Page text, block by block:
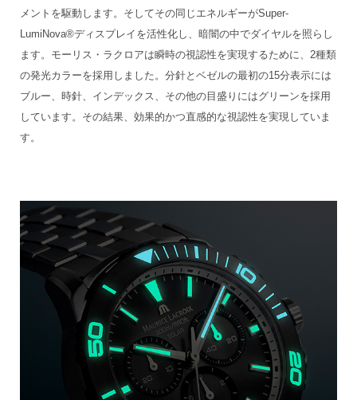
メントを駆動します。そしてその同じエネルギーがSuper-
LumiNova®ディスプレイを活性化し、暗闇の中でダイヤルを照らし
ます。モーリス・ラクロアは瞬時の視認性を実現するために、2種類
の発光カラーを採用しました。分針とベゼルの最初の15分表示には
ブルー、時針、インデックス、その他の目盛りにはグリーンを採用
しています。その結果、効果的かつ直感的な視認性を実現していま
す。